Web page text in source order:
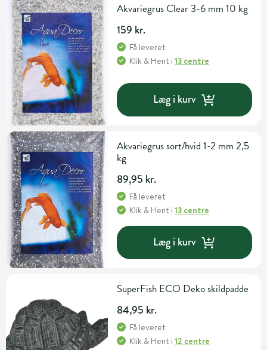
Akvariegrus Clear 3-6 mm 10 kg
159 kr.
Få leveret
Klik & Hent i13 centre
Læg i kurv
Akvariegrus sort/hvid 1-2 mm 2,5
kg
89,95 kr.
Få leveret
Klik & Hent i13 centre
Læg i kurv
SuperFish ECO Deko skildpadde
84,95 kr.
Få leveret
Klik & Hent i12 centre